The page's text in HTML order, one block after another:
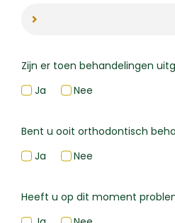
Zijn er toen behandelingen
Ja
Nee
Bent u ooit orthodontisch
Ja
Nee
Heeft u op dit moment